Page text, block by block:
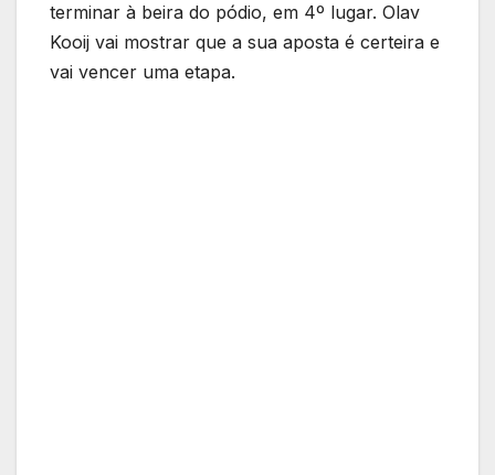
terminar à beira do pódio, em 4º lugar. Olav
Kooij vai mostrar que a sua aposta é certeira e
vai vencer uma etapa.